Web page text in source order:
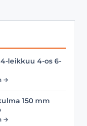
4-leikkuu 4-os 6-
→
150 mm
→